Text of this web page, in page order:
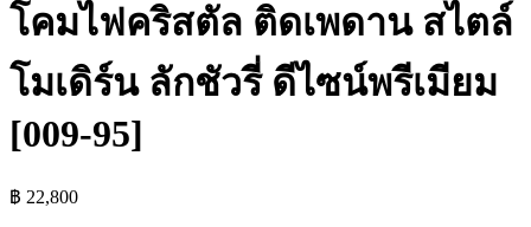
โคมไฟคริสตัล ติดเพดาน สไตล์
โมเดิร์น ลักชัวรี่ ดีไซน์พรีเมียม
[009-95]
฿ 22,800